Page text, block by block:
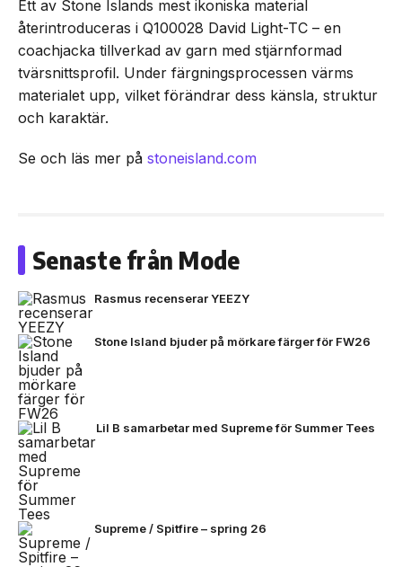
Ett av Stone Islands mest ikoniska material
återintroduceras i Q100028 David Light-TC – en
coachjacka tillverkad av garn med stjärnformad
tvärsnittsprofil. Under färgningsprocessen värms
materialet upp, vilket förändrar dess känsla, struktur
och karaktär.
Se och läs mer på stoneisland.com
Senaste från Mode
Rasmus recenserar YEEZY
Stone Island bjuder på mörkare färger för FW26
Lil B samarbetar med Supreme för Summer Tees
Supreme / Spitfire – spring 26